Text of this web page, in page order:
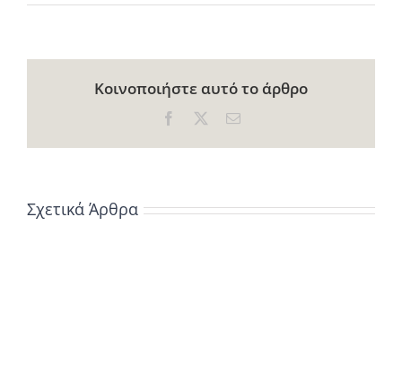
Κοινοποιήστε αυτό το άρθρο
Facebook Email
Σχετικά Άρθρα